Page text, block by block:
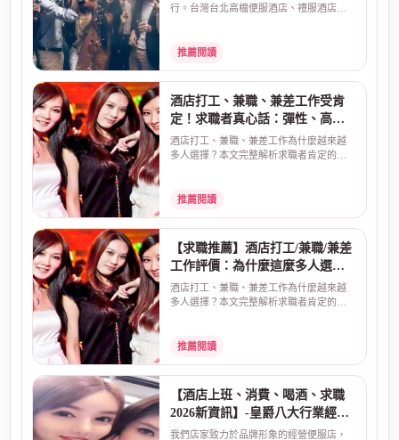
行。台灣台北高檔便服酒店、禮服酒店、
推薦閱讀
酒店打工、兼職、兼差工作受肯
定！求職者真心話：彈性、高
薪、安全是關鍵
酒店打工、兼職、兼差工作為什麼越來越
多人選擇？本文完整解析求職者肯定的三
推薦閱讀
【求職推薦】酒店打工/兼職/兼差
工作評價：為什麼這麼多人選
擇？真實原因告訴你
酒店打工、兼職、兼差工作為什麼越來越
多人選擇？本文完整解析求職者肯定的三
推薦閱讀
【酒店上班、消費、喝酒、求職
2026新資訊】-皇爵八大行業經紀
公司
我們店家致力於品牌形象的經營便服店，